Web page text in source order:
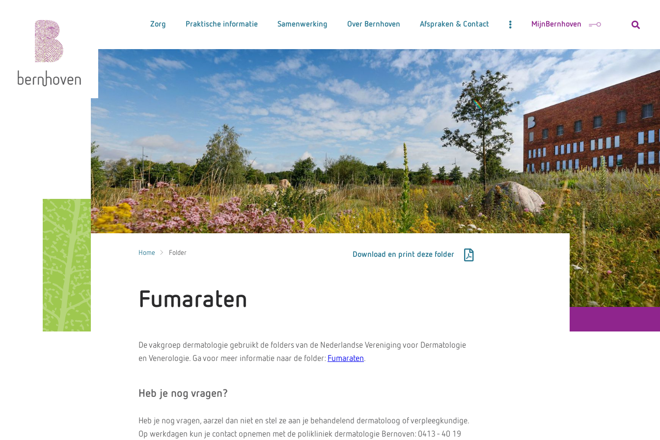
Zorg Praktische informatie Samenwerking Over Bernhoven Afspraken & Contact MijnBernhoven
Home Folder Download en print deze folder
Fumaraten
De vakgroep dermatologie gebruikt de folders van de Nederlandse Vereniging voor Dermatologie
en Venerologie. Ga voor meer informatie naar de folder: Fumaraten.
Heb je nog vragen?
Heb je nog vragen, aarzel dan niet en stel ze aan je behandelend dermatoloog of verpleegkundige.
Op werkdagen kun je contact opnemen met de polikliniek dermatologie Bernoven: 0413 - 40 19